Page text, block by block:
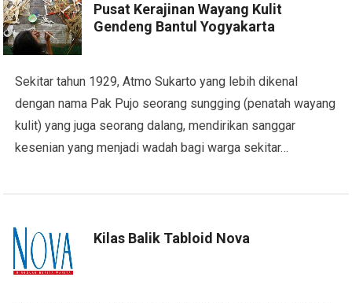
Pusat Kerajinan Wayang Kulit
Gendeng Bantul Yogyakarta
Sekitar tahun 1929, Atmo Sukarto yang lebih dikenal
dengan nama Pak Pujo seorang sungging (penatah wayang
kulit) yang juga seorang dalang, mendirikan sanggar
kesenian yang menjadi wadah bagi warga sekitar…
Kilas Balik Tabloid Nova